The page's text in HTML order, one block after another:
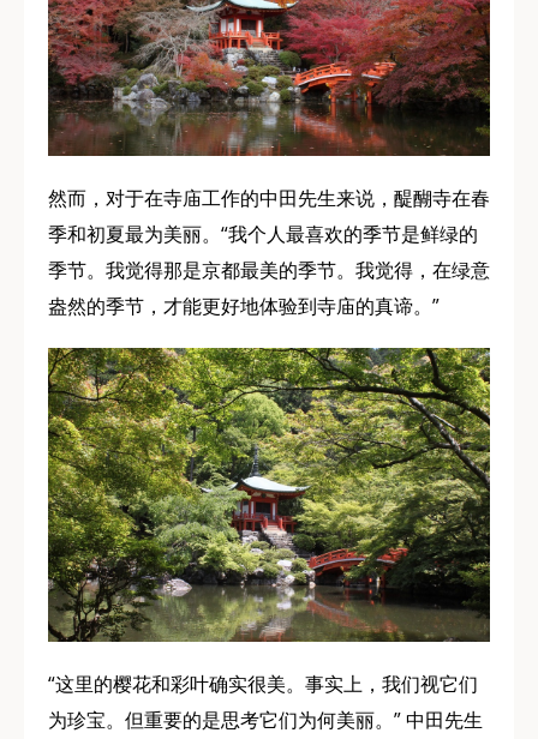
然而，对于在寺庙工作的中田先生来说，醍醐寺在春
季和初夏最为美丽。“我个人最喜欢的季节是鲜绿的
季节。我觉得那是京都最美的季节。我觉得，在绿意
盎然的季节，才能更好地体验到寺庙的真谛。”
“这里的樱花和彩叶确实很美。事实上，我们视它们
为珍宝。但重要的是思考它们为何美丽。” 中田先生